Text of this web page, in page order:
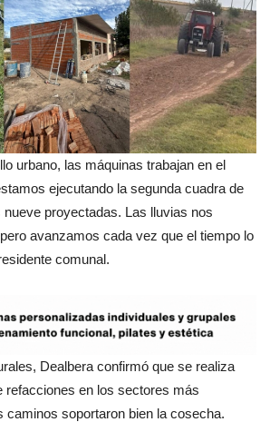
urbano, las máquinas trabajan en el
ejecutando la segunda cuadra de
proyectadas. Las lluvias nos
avanzamos cada vez que el tiempo lo
comunal.
Dealbera confirmó que se realiza
refacciones en los sectores más
caminos soportaron bien la cosecha.